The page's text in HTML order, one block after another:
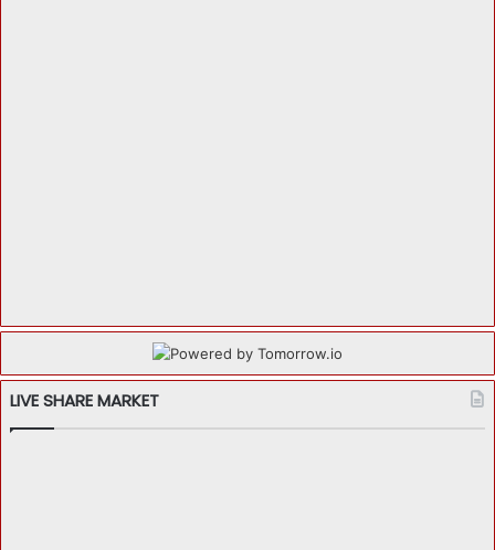
LIVE SHARE MARKET